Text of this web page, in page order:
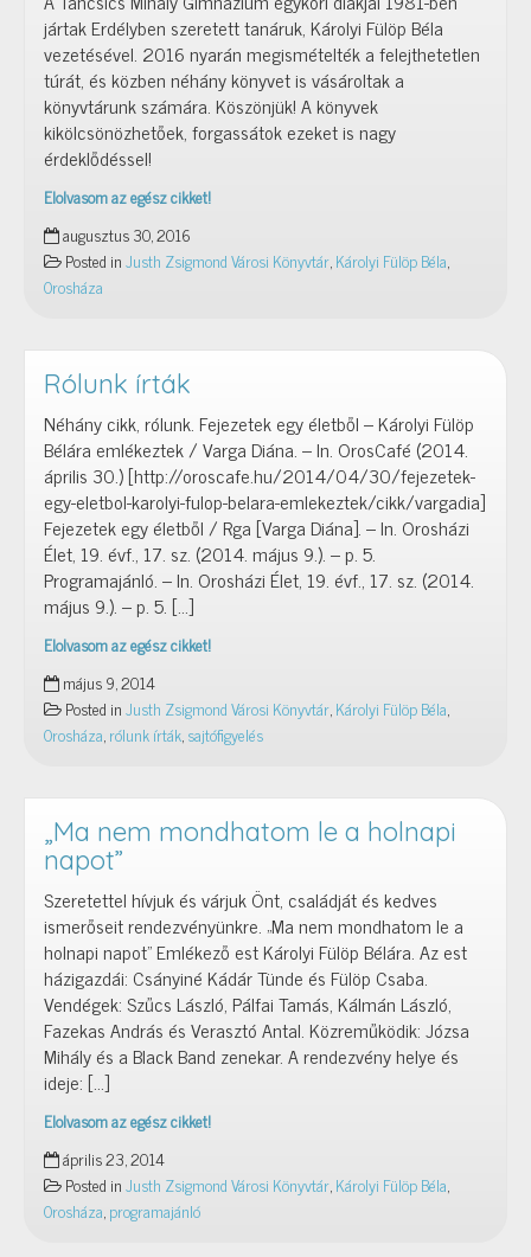
jártak Erdélyben szeretett tanáruk, Károlyi Fülöp Béla
vezetésével. 2016 nyarán megismételték a felejthetetlen
túrát, és közben néhány könyvet is vásároltak a
könyvtárunk számára. Köszönjük! A könyvek
kikölcsönözhetőek, forgassátok ezeket is nagy
érdeklődéssel!
Elolvasom az egész cikket!
Károlyi
Fülöp
Béla
emléktúra
augusztus 30, 2016
Posted inJusth Zsigmond Városi Könyvtár,Károlyi Fülöp Béla,
Orosháza
Rólunk írták
Néhány cikk, rólunk. Fejezetek egy életből – Károlyi Fülöp
Bélára emlékeztek / Varga Diána. – In. OrosCafé (2014.
április 30.) [http://oroscafe.hu/2014/04/30/fejezetek-
egy-eletbol-karolyi-fulop-belara-emlekeztek/cikk/vargadia]
Fejezetek egy életből / Rga [Varga Diána]. – In. Orosházi
Élet, 19. évf., 17. sz. (2014. május 9.). – p. 5.
Programajánló. – In. Orosházi Élet, 19. évf., 17. sz. (2014.
május 9.). – p. 5. […]
Elolvasom az egész cikket!
Rólunk
írtákmájus 9, 2014
Posted inJusth Zsigmond Városi Könyvtár,Károlyi Fülöp Béla,
Orosháza,rólunk írták,sajtófigyelés
„Ma nem mondhatom le a holnapi
napot”
Szeretettel hívjuk és várjuk Önt, családját és kedves
ismerőseit rendezvényünkre. „Ma nem mondhatom le a
holnapi napot” Emlékező est Károlyi Fülöp Bélára. Az est
házigazdái: Csányiné Kádár Tünde és Fülöp Csaba.
Vendégek: Szűcs László, Pálfai Tamás, Kálmán László,
Fazekas András és Verasztó Antal. Közreműködik: Józsa
Mihály és a Black Band zenekar. A rendezvény helye és
ideje: […]
Elolvasom az egész cikket!
„Ma
nem
mondhatom
le
április 23, 2014
Posted inJusth Zsigmond Városi Könyvtár,Károlyi Fülöp Béla,
Orosháza,programajánló